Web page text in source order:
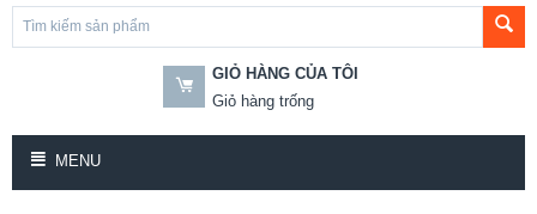
GIỎ HÀNG CỦA TÔI
Giỏ hàng trống
MENU